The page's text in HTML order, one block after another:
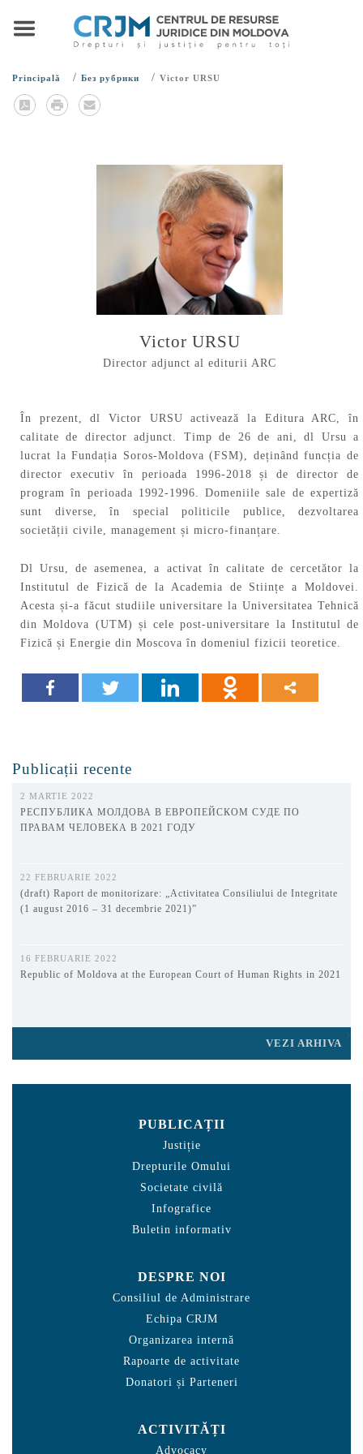
Principală / Без рубрики / Victor URSU
Victor URSU
Director adjunct al editurii ARC
În prezent, dl Victor URSU activează la Editura ARC, în
calitate de director adjunct. Timp de 26 de ani, dl Ursu a
lucrat la Fundația Soros-Moldova (FSM), deținând funcția de
director executiv în perioada 1996-2018 și de director de
program în perioada 1992-1996. Domeniile sale de expertiză
sunt diverse, în special politicile publice, dezvoltarea
societății civile, management și micro-finanțare.
Dl Ursu, de asemenea, a activat în calitate de cercetător la
Institutul de Fizică de la Academia de Stiințe a Moldovei.
Acesta și-a făcut studiile universitare la Universitatea Tehnică
din Moldova (UTM) și cele post-universitare la Institutul de
Fizică și Energie din Moscova în domeniul fizicii teoretice.
Publicații recente
2 MARTIE 2022
РЕСПУБЛИКА МОЛДОВА В ЕВРОПЕЙСКОМ СУДЕ ПО
ПРАВАМ ЧЕЛОВЕКА В 2021 ГОДУ
22 FEBRUARIE 2022
(draft) Raport de monitorizare: „Activitatea Consiliului de Integritate
(1 august 2016 – 31 decembrie 2021)”
16 FEBRUARIE 2022
Republic of Moldova at the European Court of Human Rights in 2021
VEZI ARHIVA
PUBLICAȚII
Justiție
Drepturile Omului
Societate civilă
Infografice
Buletin informativ
DESPRE NOI
Consiliul de Administrare
Echipa CRJM
Organizarea internă
Rapoarte de activitate
Donatori și Parteneri
ACTIVITĂȚI
Advocacy